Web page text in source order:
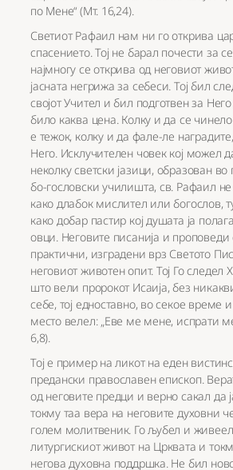
по Мене“ (Мт. 16,24).
Светиот Рафаил нам ни го открива
спасението. Тој не барал почести за
најмногу се открива од неговиот
јасната негрижа за себеси. Тој бил
својот Учител и бил подготвен за
било каква цена. Колку и да се чинело
е тежок, колку и да фале-ле
Него. Исклучителен човек кој можел
неколку светски јазици, образован во
бо-гословски училишта, св. Рафаил не
како длабок мислител или богослов,
како добар пастир кој душата ја
овци. Неговите писанија и проповеди
практични, изградени врз Светото
неговиот животен опит. Тој Го следел
што вели пророкот Исаија, без
себе, тој едноставно, во секое време
место велел: „Еве ме мене, испрати
6,8).
Тој е пример на ликот на еден
предански православен епископ.
од неговите предци и верно сакал да
токму таа вера на неговите духовни
голем молитвеник. Го љубел и живеел
литургискиот живот на Црквата и
негова духовна поддршка. Не бил